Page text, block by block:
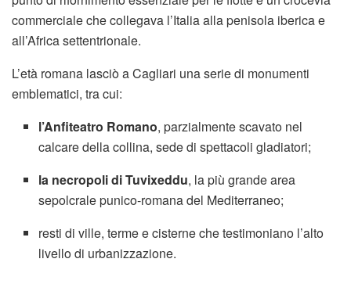
commerciale che collegava l’Italia alla penisola iberica e
all’Africa settentrionale.
L’età romana lasciò a Cagliari una serie di monumenti
emblematici, tra cui:
l’Anfiteatro Romano, parzialmente scavato nel
calcare della collina, sede di spettacoli gladiatori;
la necropoli di Tuvixeddu, la più grande area
sepolcrale punico-romana del Mediterraneo;
resti di ville, terme e cisterne che testimoniano l’alto
livello di urbanizzazione.